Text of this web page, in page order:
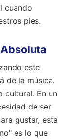
cuando
pies.
este
de la música.
cultural. En un
de ser
gustar, esta
es lo que